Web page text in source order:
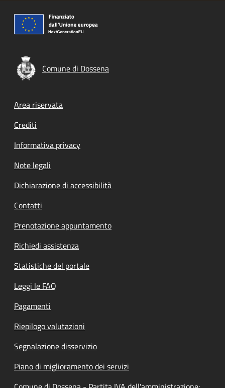
Comune di Dossena
Footer menu
Area riservata
Crediti
Informativa privacy
Note legali
Dichiarazione di accessibilità
Contatti
Prenotazione appuntamento
Richiedi assistenza
Statistiche del portale
Leggi le FAQ
Pagamenti
Riepilogo valutazioni
Segnalazione disservizio
Piano di miglioramento dei servizi